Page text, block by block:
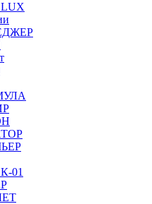
LUX
01